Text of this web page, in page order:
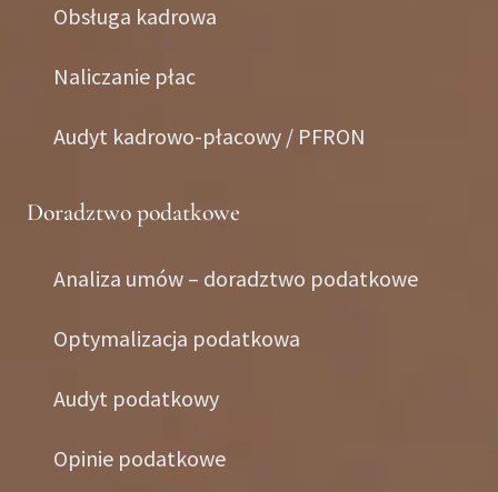
Obsługa kadrowa
Naliczanie płac
Audyt kadrowo-płacowy / PFRON
Doradztwo podatkowe
Analiza umów – doradztwo podatkowe
Optymalizacja podatkowa
Audyt podatkowy
Opinie podatkowe